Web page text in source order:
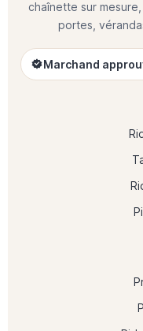
chaînette sur
portes,
Marchand